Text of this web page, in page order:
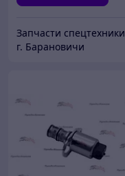
Запчасти спецтехники
г. Барановичи